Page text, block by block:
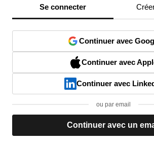
Se connecter
Continuer avec
Continuer avec
Continuer avec
ou par email
Continuer avec un